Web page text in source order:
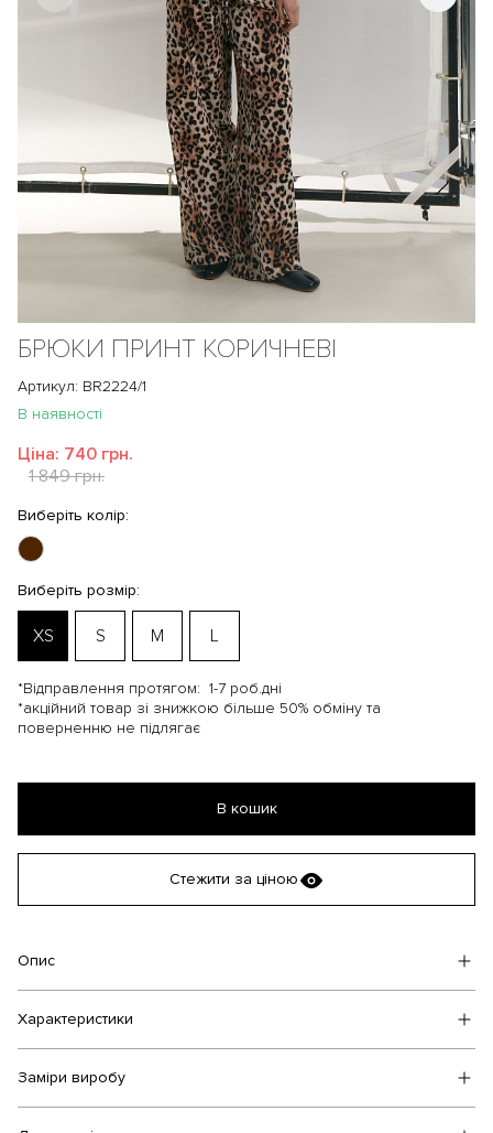
БРЮКИ ПРИНТ КОРИЧНЕВІ
Артикул: BR2224/1
В наявності
Ціна: 740 грн.
1 849 грн.
Виберіть колір:
Виберіть розмір:
XS S M L
*Відправлення протягом: 1-7 роб.дні
*акційний товар зі знижкою більше 50% обміну та
поверненню не підлягає
В кошик
Стежити за ціною
Опис
Характеристики
Заміри виробу